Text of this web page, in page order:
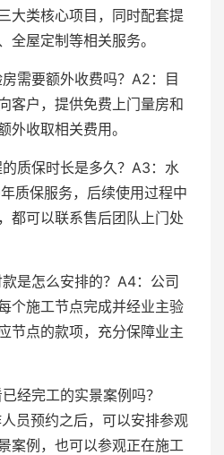
大类核心项目，同时配套提
全屋定制等相关服务。
需要额外收费吗？A2：目
客户，提供免费上门量房和
外收取相关费用。
质保时长是多久？A3：水
质保服务，后续使用过程中
都可以联系售后团队上门处
是怎么安排的？A4：公司
个施工节点完成并经业主验
节点的款项，充分保障业主
经完工的实景案例吗？
员预约之后，可以安排参观
案例，也可以参观正在施工